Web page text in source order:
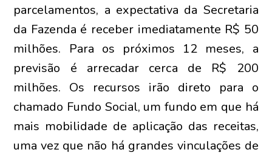
parcelamentos, a expectativa da Secretaria
da Fazenda é receber imediatamente R$ 50
milhões. Para os próximos 12 meses, a
previsão é arrecadar cerca de R$ 200
milhões. Os recursos irão direto para o
chamado Fundo Social, um fundo em que há
mais mobilidade de aplicação das receitas,
uma vez que não há grandes vinculações de